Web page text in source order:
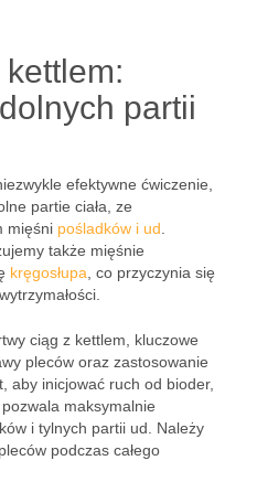
partii
efektywne ćwiczenie,
partie ciała, ze
mięśni pośladków i ud
także mięśnie
kręgosłupa , co przyczynia się
ciąg z kettlem, kluczowe
pleców oraz zastosowanie
aby inicjować ruch od bioder,
maksymalnie
i tylnych partii ud. Należy
podczas całego